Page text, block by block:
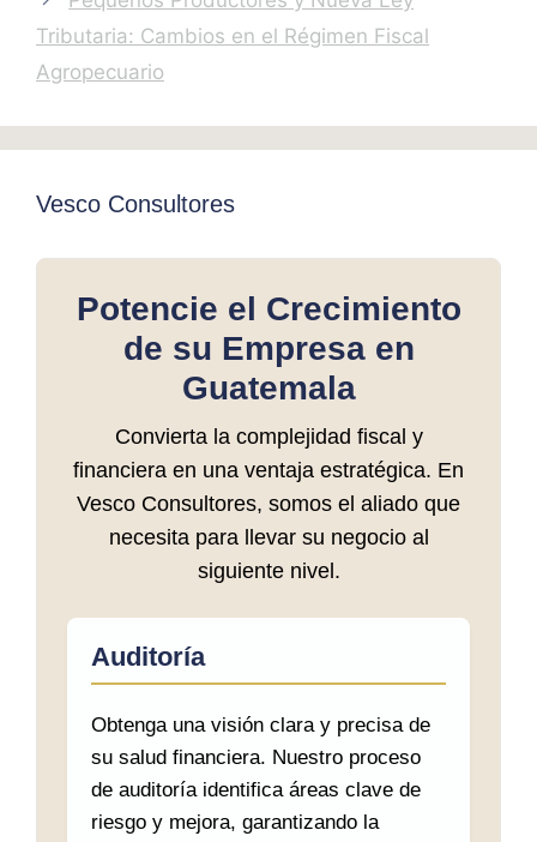
Tributaria: Cambios en el Régimen Fiscal
Agropecuario
Vesco Consultores
Potencie el Crecimiento
de su Empresa en
Guatemala
Convierta la complejidad fiscal y
financiera en una ventaja estratégica. En
Vesco Consultores, somos el aliado que
necesita para llevar su negocio al
siguiente nivel.
Auditoría
Obtenga una visión clara y precisa de
su salud financiera. Nuestro proceso
de auditoría identifica áreas clave de
riesgo y mejora, garantizando la